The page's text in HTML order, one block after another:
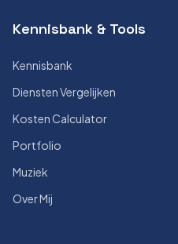
Kennisbank & Tools
Kennisbank
Diensten Vergelijken
Kosten Calculator
Portfolio
Muziek
Over Mij